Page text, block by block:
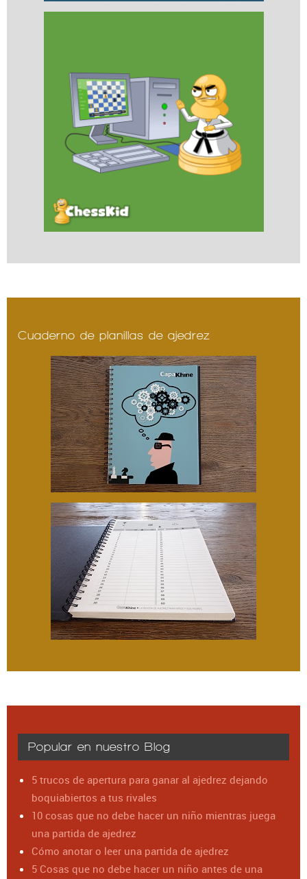
Cuaderno de planillas de ajedrez
Popular en nuestro Blog
5 trucos de apertura para ganar al ajedrez dejando
boquiabiertos a tus rivales
10 cosas que no debe hacer un niño mientras juega
una partida de ajedrez
Cómo anotar o leer una partida de ajedrez
5 Cosas que no debe hacer un niño antes de una